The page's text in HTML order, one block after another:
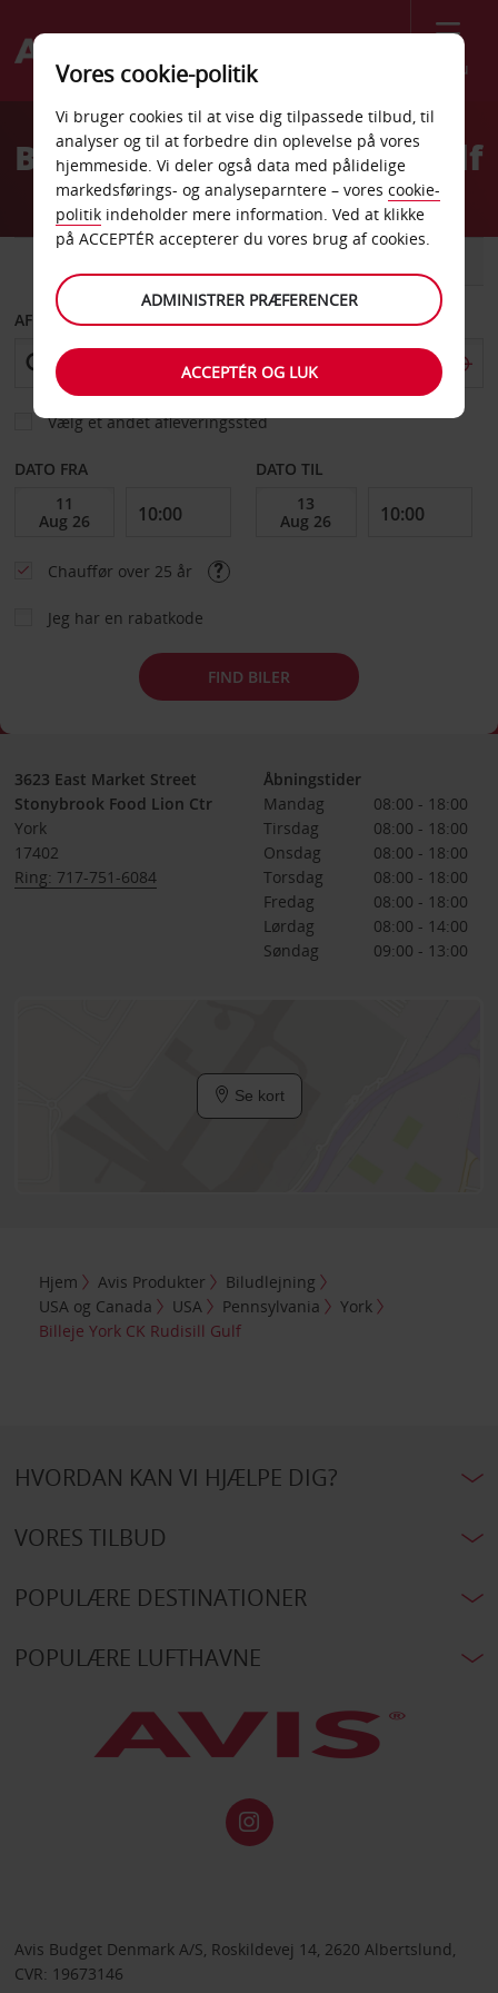
Menu
Welcome
AvisBilleje York CK Rudisill Gulf
AFHENT FRA
Vælg et andet afleveringssted
DATO FRA DATO TIL
Chauffør over 25 år
Jeg har en rabatkode
FIND BILER
3623 East Market Street
Stonybrook Food Lion Ctr
York
17402
Ring: 717-751-6084
Åbningstider
Mandag
08:00 - 18:00
Tirsdag
08:00 - 18:00
Onsdag
08:00 - 18:00
Torsdag
08:00 - 18:00
Fredag
08:00 - 18:00
Lørdag
08:00 - 14:00
Søndag
09:00 - 13:00
Se kort
Hjem Avis Produkter
Biludlejning
USA og Canada
USA Pennsylvania
York
Billeje York CK Rudisill Gulf
HVORDAN KAN VI HJÆLPE DIG?
VORES TILBUD
POPULÆRE DESTINATIONER
POPULÆRE LUFTHAVNE
Avis Budget Denmark A/S, Roskildevej 14, 2620 Albertslund,
CVR: 19673146
Vores cookie-politik
Vi bruger cookies til at vise dig tilpassede tilbud, til
analyser og til at forbedre din oplevelse på vores
hjemmeside. Vi deler også data med pålidelige
markedsførings- og analyseparntere – vores cookie-
politik indeholder mere information. Ved at klikke
på ACCEPTÉR accepterer du vores brug af cookies.
ADMINISTRER PRÆFERENCER
ACCEPTÉR OG LUK